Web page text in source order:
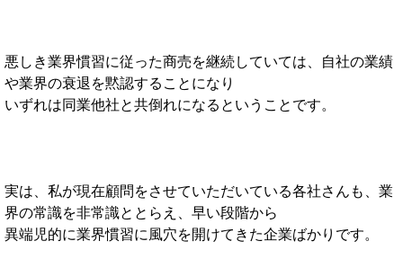
悪しき業界慣習に従った商売を継続していては、自社の業績
や業界の衰退を黙認することになり
いずれは同業他社と共倒れになるということです。
実は、私が現在顧問をさせていただいている各社さんも、業
界の常識を非常識ととらえ、早い段階から
異端児的に業界慣習に風穴を開けてきた企業ばかりです。